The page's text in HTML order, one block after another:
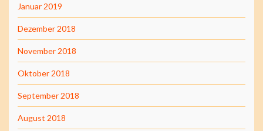
Januar 2019
Dezember 2018
November 2018
Oktober 2018
September 2018
August 2018